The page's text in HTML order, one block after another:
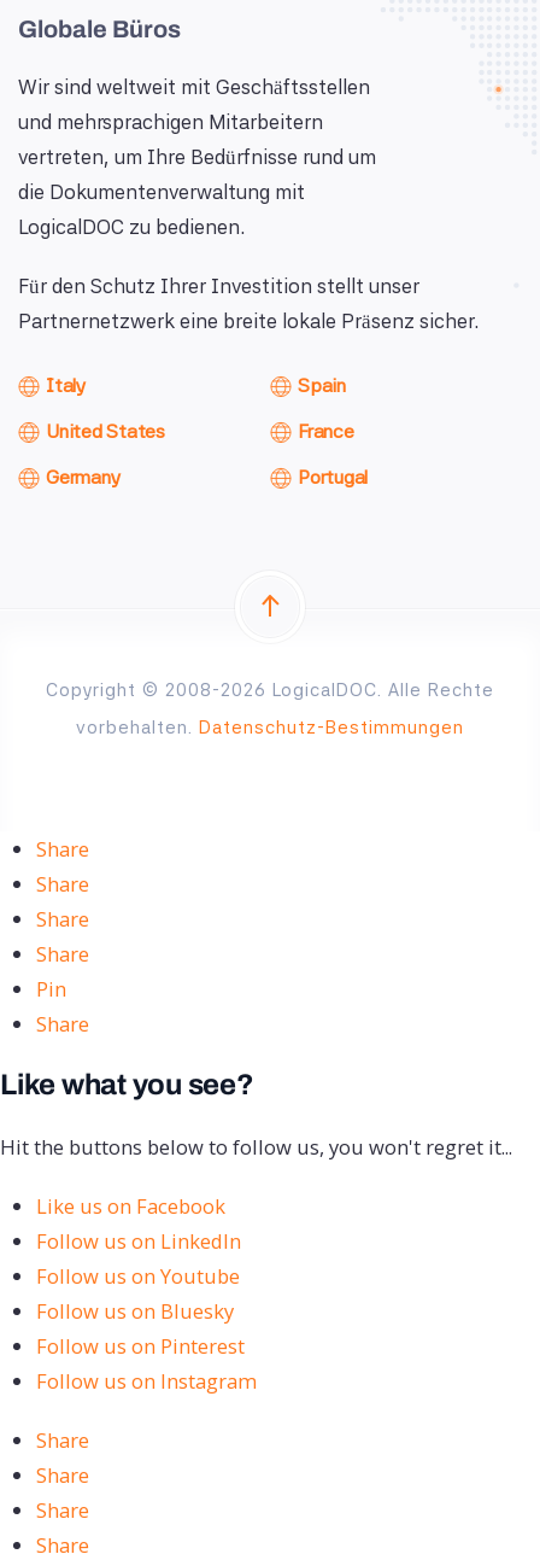
Globale Büros
Wir sind weltweit mit Geschäftsstellen
und mehrsprachigen Mitarbeitern
vertreten, um Ihre Bedürfnisse rund um
die Dokumentenverwaltung mit
LogicalDOC zu bedienen.
Für den Schutz Ihrer Investition stellt unser
Partnernetzwerk eine breite lokale Präsenz sicher.
Italy
United States
Germany
Spain
France
Portugal
Copyright © 2008-2026 LogicalDOC. Alle Rechte
vorbehalten. Datenschutz-Bestimmungen
Share
Share
Share
Share
Pin
Share
Like what you see?
Hit the buttons below to follow us, you won't regret it...
Like us on Facebook
Follow us on LinkedIn
Follow us on Youtube
Follow us on Bluesky
Follow us on Pinterest
Follow us on Instagram
Share
Share
Share
Share